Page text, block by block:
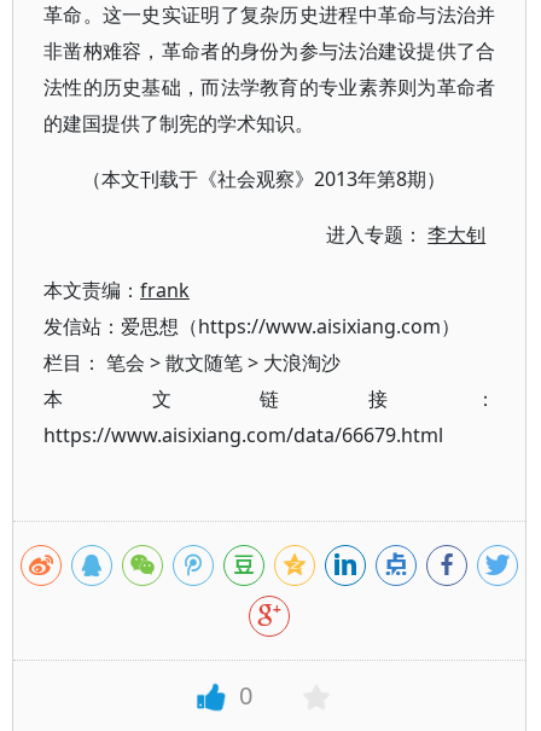
革命。这一史实证明了复杂历史进程中革命与法治并
非凿枘难容，革命者的身份为参与法治建设提供了合
法性的历史基础，而法学教育的专业素养则为革命者
的建国提供了制宪的学术知识。
（本文刊载于《社会观察》2013年第8期）
进入专题：李大钊
本文责编： frank
发信站：爱思想（https://www.aisixiang.com）
栏目： 笔会 >散文随笔> 大浪淘沙
本文链接：
https://www.aisixiang.com/data/66679.html
0